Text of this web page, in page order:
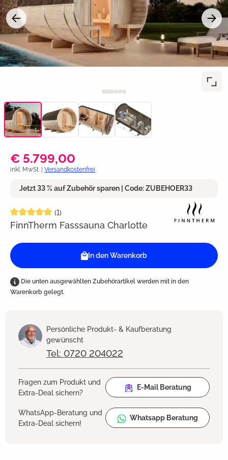
€ 5.799,00
inkl. MwSt. | Versandkostenfrei
Jetzt 33 % auf Zubehör sparen | Code: ZUBEHOER33
Durchschnittliche Bewertung von 5 von 5 Sternen
(1)
FinnTherm Fasssauna Charlotte
In den Warenkorb
Die unten ausgewählten Zubehörartikel werden mit in den
Warenkorb gelegt.
Persönliche Produkt- & Kaufberatung
gewünscht
Tel: 0720 204022
Fragen zum Produkt und
Extra-Deal sichern?
E-Mail Beratung
WhatsApp-Beratung und
Extra-Deal sichern!
Whatsapp Beratung